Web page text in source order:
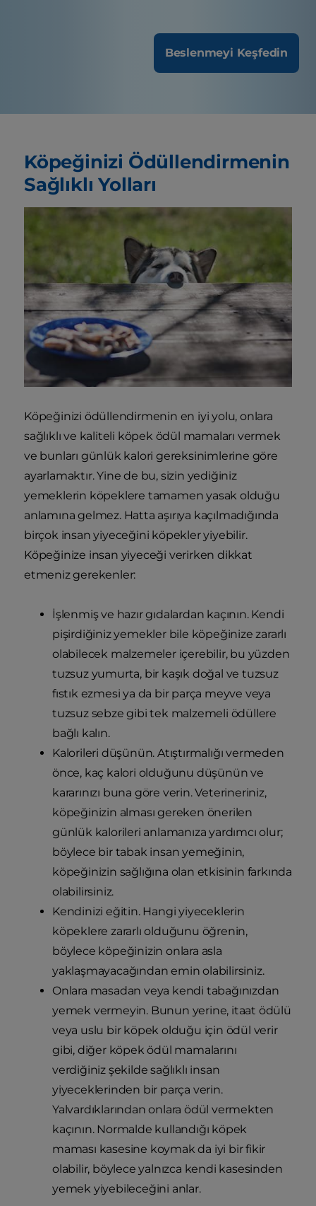
Beslenmeyi Keşfedin
Köpeğinizi Ödüllendirmenin
Sağlıklı Yolları
Köpeğinizi ödüllendirmenin en iyi yolu, onlara
sağlıklı ve kaliteli köpek ödül mamaları vermek
ve bunları günlük kalori gereksinimlerine göre
ayarlamaktır. Yine de bu, sizin yediğiniz
yemeklerin köpeklere tamamen yasak olduğu
anlamına gelmez. Hatta aşırıya kaçılmadığında
birçok insan yiyeceğini köpekler yiyebilir.
Köpeğinize insan yiyeceği verirken dikkat
etmeniz gerekenler:
İşlenmiş ve hazır gıdalardan kaçının. Kendi
pişirdiğiniz yemekler bile köpeğinize zararlı
olabilecek malzemeler içerebilir, bu yüzden
tuzsuz yumurta, bir kaşık doğal ve tuzsuz
fıstık ezmesi ya da bir parça meyve veya
tuzsuz sebze gibi tek malzemeli ödüllere
bağlı kalın.
Kalorileri düşünün. Atıştırmalığı vermeden
önce, kaç kalori olduğunu düşünün ve
kararınızı buna göre verin. Veterineriniz,
köpeğinizin alması gereken önerilen
günlük kalorileri anlamanıza yardımcı olur;
böylece bir tabak insan yemeğinin,
köpeğinizin sağlığına olan etkisinin farkında
olabilirsiniz.
Kendinizi eğitin. Hangi yiyeceklerin
köpeklere zararlı olduğunu öğrenin,
böylece köpeğinizin onlara asla
yaklaşmayacağından emin olabilirsiniz.
Onlara masadan veya kendi tabağınızdan
yemek vermeyin. Bunun yerine, itaat ödülü
veya uslu bir köpek olduğu için ödül verir
gibi, diğer köpek ödül mamalarını
verdiğiniz şekilde sağlıklı insan
yiyeceklerinden bir parça verin.
Yalvardıklarından onlara ödül vermekten
kaçının. Normalde kullandığı köpek
maması kasesine koymak da iyi bir fikir
olabilir, böylece yalnızca kendi kasesinden
yemek yiyebileceğini anlar.